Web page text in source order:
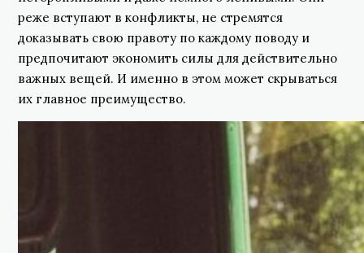
реже вступают в конфликты, не стремятся
доказывать свою правоту по каждому поводу и
предпочитают экономить силы для действительно
важных вещей. И именно в этом может скрываться
их главное преимущество.